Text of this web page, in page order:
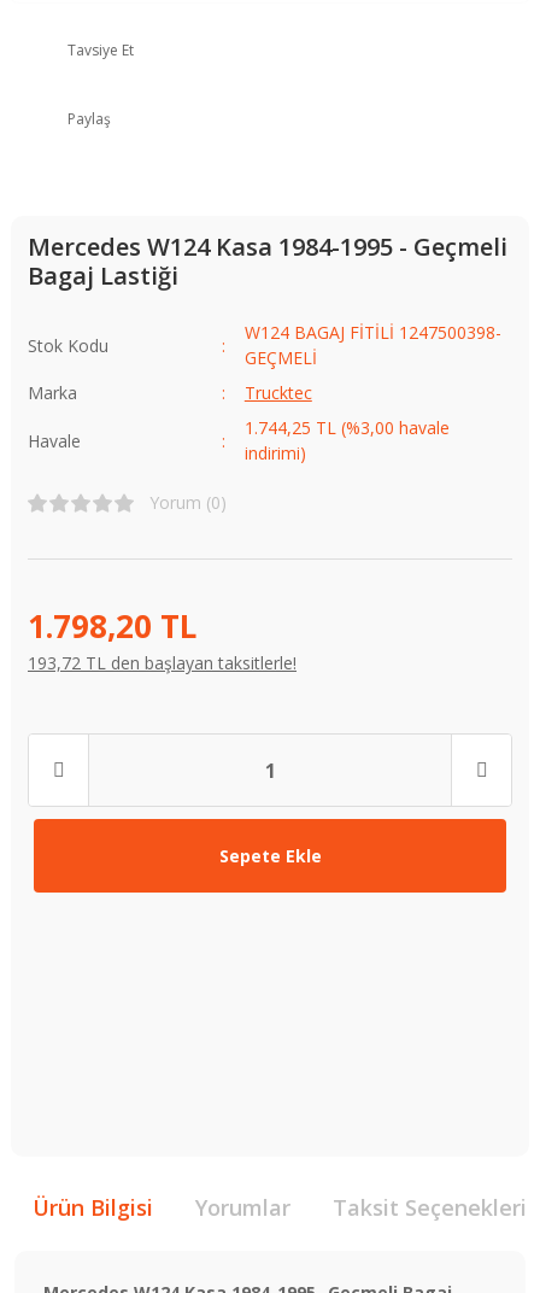
Tavsiye Et
Paylaş
Mercedes W124 Kasa 1984-1995 - Geçmeli
Bagaj Lastiği
Stok Kodu
W124 BAGAJ FİTİLİ 1247500398-
GEÇMELİ
Marka
Trucktec
Havale
1.744,25 TL (%3,00 havale
indirimi)
Yorum (0)
1.798,20 TL
193,72 TL den başlayan taksitlerle!
Sepete Ekle
Ürün Bilgisi Yorumlar Taksit Seçenekleri